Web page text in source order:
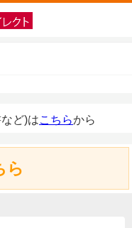
ど)はこちらから
ら